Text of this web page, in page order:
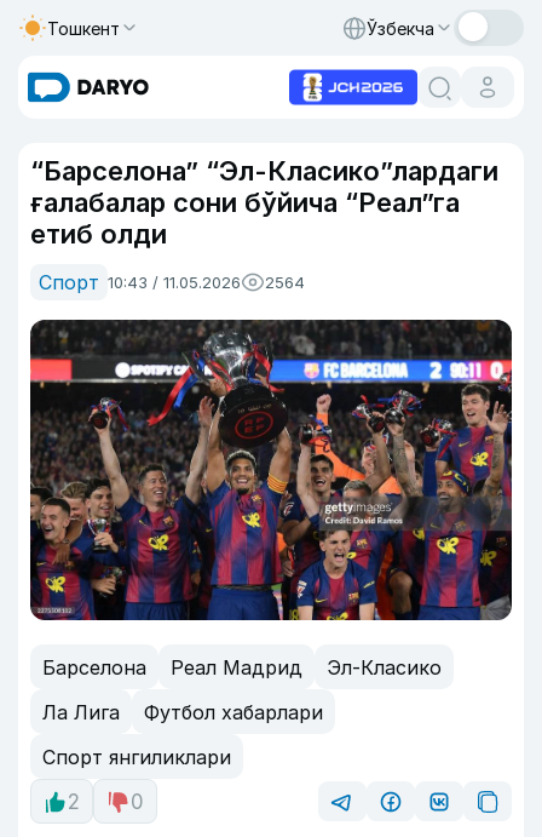
Тошкент Ўзбекча
“Барселона” “Эл-Класико”лардаги
ғалабалар сони бўйича “Реал”га
етиб олди
Спорт 10:43 / 11.05.2026 2564
Барселона Реал Мадрид
Эл-Класико
Ла Лига
Футбол хабарлари
Спорт янгиликлари
2
0